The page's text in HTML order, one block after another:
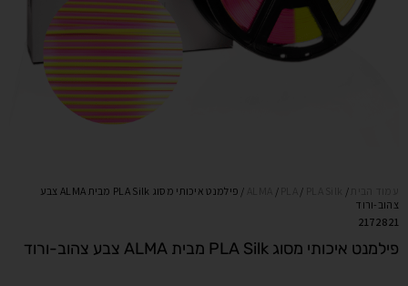
/
/ /
/ פילמנט איכותי מסוג PLA Silk מבית ALMA צבע
צהוב-ורוד
2172821
פילמנט איכותי מסוג PLA Silk מבית ALMA צבע צהוב-ורוד